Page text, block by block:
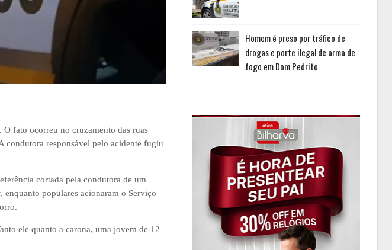
fato ocorreu no cruzamento das ruas
condutora responsável pelo acidente fugiu
cortada pela condutora de um
populares acionaram o Serviço
ele quanto a carona, uma jovem de 12
Homem é preso por tráfico de
drogas e porte ilegal de arma de
fogo em Dom Pedrito